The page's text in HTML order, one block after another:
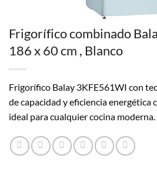
Frigorífico combinado
186 x 60 cm , Blanco
Frigorífico Balay 3KFE561WI con
de capacidad y eficiencia energética
ideal para cualquier cocina moderna.